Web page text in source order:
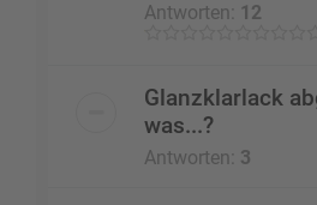
Antworten:
12
Glanzklarlack
was...?
Antworten: 3